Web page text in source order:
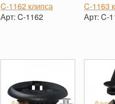
C-1162 клипса
Арт: C-1162
C-1163
Арт: C-